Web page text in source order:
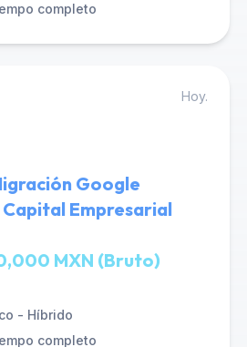
completo
Hoy.
Google
Empresarial
MXN (Bruto)
- Híbrido
completo